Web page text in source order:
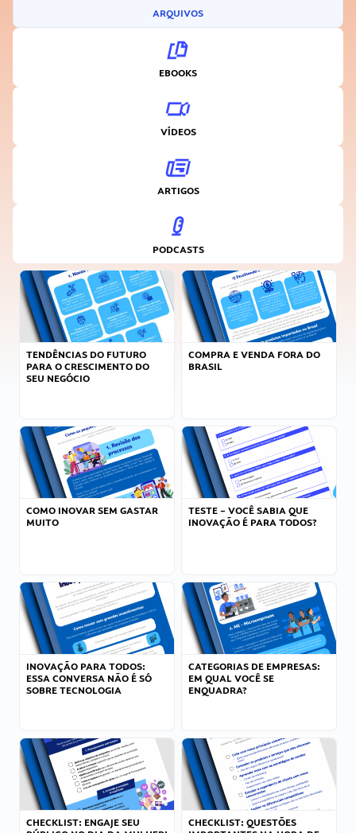
ARQUIVOS
EBOOKS
VÍDEOS
ARTIGOS
PODCASTS
TENDÊNCIAS DO FUTURO
PARA O CRESCIMENTO DO
SEU NEGÓCIO
COMPRA E VENDA FORA DO
BRASIL
COMO INOVAR SEM GASTAR
MUITO
TESTE – VOCÊ SABIA QUE
INOVAÇÃO É PARA TODOS?
INOVAÇÃO PARA TODOS:
ESSA CONVERSA NÃO É SÓ
SOBRE TECNOLOGIA
CATEGORIAS DE EMPRESAS:
EM QUAL VOCÊ SE
ENQUADRA?
CHECKLIST: ENGAJE SEU
CHECKLIST: QUESTÕES